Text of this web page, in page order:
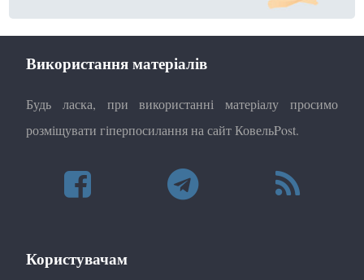
Використання матеріалів
Будь ласка, при використанні матеріалу просимо
розміщувати гіперпосилання на сайт КовельPost.
Користувачам